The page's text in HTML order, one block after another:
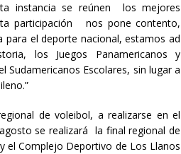
instancia se reúnen los mejores
participación nos pone contento,
el deporte nacional, estamos ad
los Juegos Panamericanos y
Sudamericanos Escolares, sin lugar a
de voleibol, a realizarse en el
se realizará la final regional de
el Complejo Deportivo de Los Llanos